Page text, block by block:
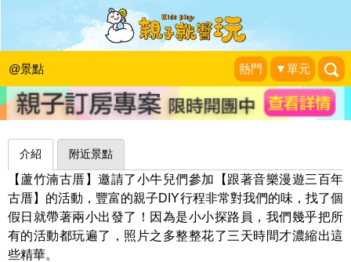
@景點 熱門 ▼單元
跟著音樂漫遊三百年古厝，超豐富童
玩、DIY行程～苗栗蘆竹湳古厝
Oh 我的雙牛寶貝兒~|2017-09-23
介紹 附近景點
【蘆竹湳古厝】邀請了小牛兒們參加【跟著音樂漫遊三百年
古厝】的活動，豐富的親子DIY行程非常對我們的味，找了個
假日就帶著兩小出發了！因為是小小探路員，我們幾乎把所
有的活動都玩遍了，照片之多整整花了三天時間才濃縮出這
些精華。